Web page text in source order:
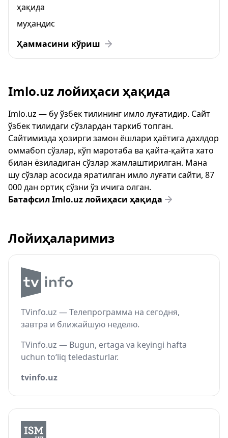
ҳақида
муҳандис
Ҳаммасини кўриш
Imlo.uz лойиҳаси ҳақида
Imlo.uz — бу ўзбек тилининг имло луғатидир. Сайт
ўзбек тилидаги сўзлардан таркиб топган.
Сайтимизда ҳозирги замон ёшлари ҳаётига дахлдор
оммабоп сўзлар, кўп маротаба ва қайта-қайта хато
билан ёзиладиган сўзлар жамлаштирилган. Мана
шу сўзлар асосида яратилган имло луғати сайти, 87
000 дан ортиқ сўзни ўз ичига олган.
Батафсил Imlo.uz лойиҳаси ҳақида
Лойиҳаларимиз
TVinfo.uz — Телепрограмма на сегодня,
завтра и ближайшую неделю.
TVinfo.uz — Bugun, ertaga va keyingi hafta
uchun to‘liq teledasturlar.
tvinfo.uz